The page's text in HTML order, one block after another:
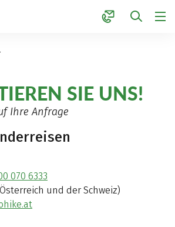
SIE UNS!
Ihre Anfrage
070 6333
und der Schweiz)